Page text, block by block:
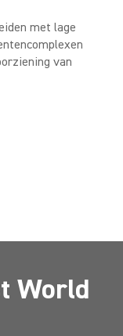
met lage
van
World